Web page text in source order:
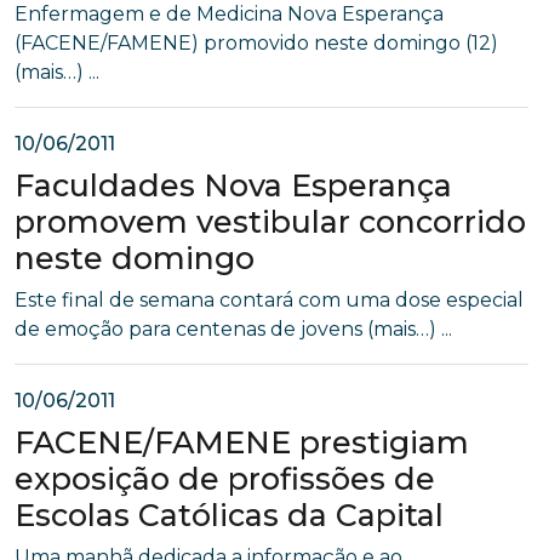
Enfermagem e de Medicina Nova Esperança
(FACENE/FAMENE) promovido neste domingo (12)
(mais…) ...
10/06/2011
Faculdades Nova Esperança
promovem vestibular concorrido
neste domingo
Este final de semana contará com uma dose especial
de emoção para centenas de jovens (mais…) ...
10/06/2011
FACENE/FAMENE prestigiam
exposição de profissões de
Escolas Católicas da Capital